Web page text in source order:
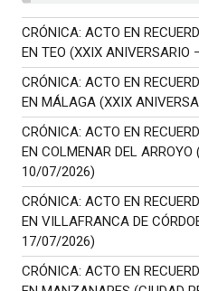
CRÓNICA: ACTO EN
EN TEO (XXIX
CRÓNICA: ACTO EN
EN MÁLAGA (XXIX
CRÓNICA: ACTO EN
EN COLMENAR DEL
10/07/2026)
CRÓNICA: ACTO EN
EN VILLAFRANCA DE
17/07/2026)
CRÓNICA: ACTO EN